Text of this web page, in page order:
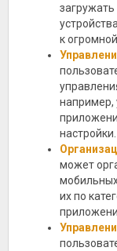
к
например,
настройки.
может
их по